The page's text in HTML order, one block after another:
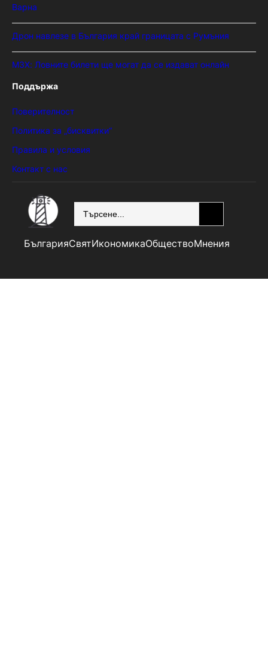
Варна
Дрон навлезе в България край границата с Румъния
МЗХ: Ловните билети ще могат да се издават онлайн
Поддържа
Поверителност
Политика за „бисквитки“
Правила и условия
Контакт с нас
БългарияСвятИкономикаОбществоМнения